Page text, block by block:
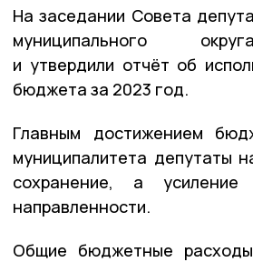
На заседании Совета
муниципального
и утвердили отчёт об
бюджета за 2023 год.
Главным достижением
муниципалитета депутаты
сохранение, а усиление
направленности.
Общие бюджетные